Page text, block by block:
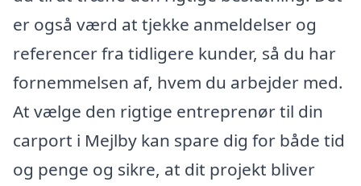
er også værd at tjekke anmeldelser og
referencer fra tidligere kunder, så du har
fornemmelsen af, hvem du arbejder med.
At vælge den rigtige entreprenør til din
carport i Mejlby kan spare dig for både tid
og penge og sikre, at dit projekt bliver